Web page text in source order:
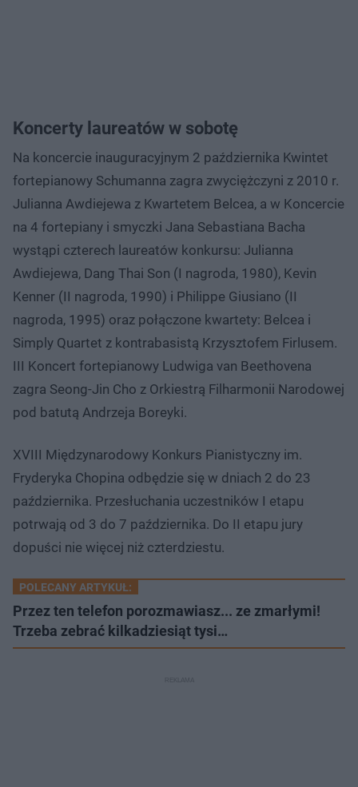
Koncerty laureatów w sobotę
Na koncercie inauguracyjnym 2 października Kwintet
fortepianowy Schumanna zagra zwyciężczyni z 2010 r.
Julianna Awdiejewa z Kwartetem Belcea, a w Koncercie
na 4 fortepiany i smyczki Jana Sebastiana Bacha
wystąpi czterech laureatów konkursu: Julianna
Awdiejewa, Dang Thai Son (I nagroda, 1980), Kevin
Kenner (II nagroda, 1990) i Philippe Giusiano (II
nagroda, 1995) oraz połączone kwartety: Belcea i
Simply Quartet z kontrabasistą Krzysztofem Firlusem.
III Koncert fortepianowy Ludwiga van Beethovena
zagra Seong-Jin Cho z Orkiestrą Filharmonii Narodowej
pod batutą Andrzeja Boreyki.
XVIII Międzynarodowy Konkurs Pianistyczny im.
Fryderyka Chopina odbędzie się w dniach 2 do 23
października. Przesłuchania uczestników I etapu
potrwają od 3 do 7 października. Do II etapu jury
dopuści nie więcej niż czterdziestu.
POLECANY ARTYKUŁ:
Przez ten telefon porozmawiasz... ze zmarłymi!
Trzeba zebrać kilkadziesiąt tysi…